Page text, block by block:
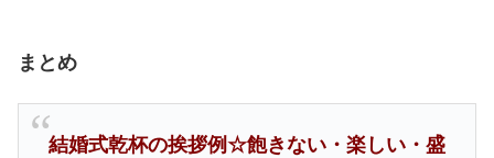
まとめ
結婚式乾杯の挨拶例☆飽きない・楽しい・盛